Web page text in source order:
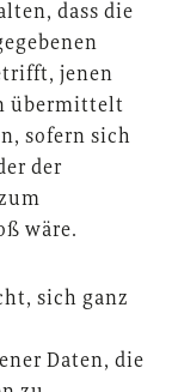
dass die
jenen
übermittelt
sofern sich
der
wäre.
sich ganz
Daten, die